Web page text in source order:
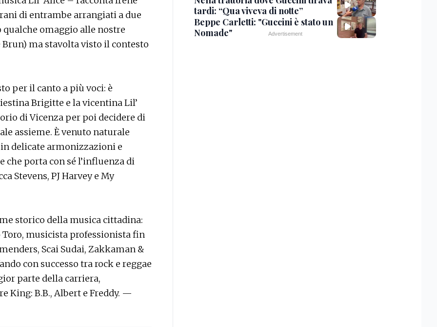
di entrambe arrangiati a due
omaggio alle nostre
Brun) ma stavolta visto il contesto
per il canto a più voci: è
Brigitte e la vicentina Lil’
di Vicenza per poi decidere di
assieme. È venuto naturale
delicate armonizzazioni e
che porta con sé l’influenza di
Stevens, PJ Harvey e My
storico della musica cittadina:
Toro, musicista professionista fin
Scai Sudai, Zakkaman &
con successo tra rock e reggae
parte della carriera,
King: B.B., Albert e Freddy. —
tardi: “Qua viveva di notte”
Beppe Carletti: "Guccini è stato un
Nomade"